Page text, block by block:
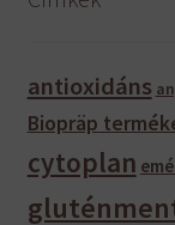
antioxidáns
Biopräp
cytoplan